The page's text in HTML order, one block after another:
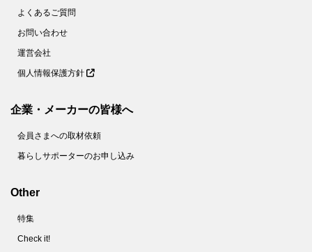
よくあるご質問
お問い合わせ
運営会社
個人情報保護方針
企業・メーカーの皆様へ
会員さまへの取材依頼
暮らしサポーターのお申し込み
Other
特集
Check it!